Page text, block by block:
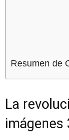
Resumen de
La
imágenes